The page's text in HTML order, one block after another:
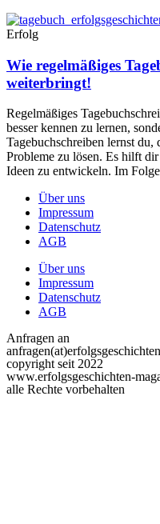
Erfolg
Wie regelmäßiges
weiterbringt!
Regelmäßiges
besser kennen zu lernen,
Tagebuchschreiben lernst
Probleme zu lösen. Es hilft
Ideen zu entwickeln. Im
Über uns
Impressum
Datenschutz
AGB
Über uns
Impressum
Datenschutz
AGB
Anfragen an
copyright seit 2022
www.erfolgsgeschichten-
alle Rechte vorbehalten